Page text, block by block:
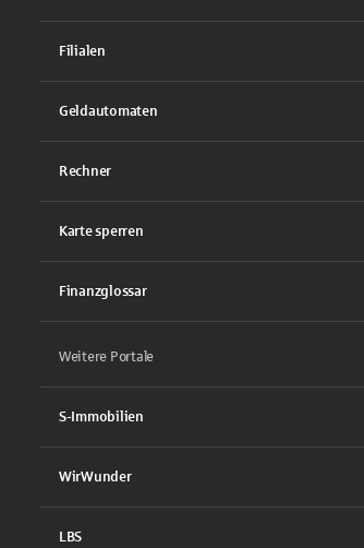
Filialen
Geldautomaten
Rechner
Karte sperren
Finanzglossar
Weitere Portale
S-Immobilien
WirWunder
LBS